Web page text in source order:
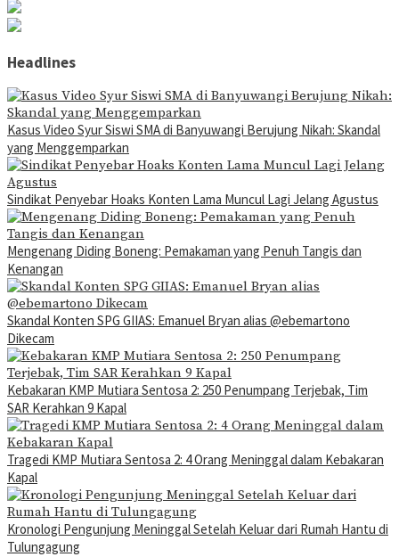
Headlines
Kasus Video Syur Siswi SMA di Banyuwangi Berujung Nikah: Skandal
yang Menggemparkan
Sindikat Penyebar Hoaks Konten Lama Muncul Lagi Jelang Agustus
Mengenang Diding Boneng: Pemakaman yang Penuh Tangis dan
Kenangan
Skandal Konten SPG GIIAS: Emanuel Bryan alias @ebemartono
Dikecam
Kebakaran KMP Mutiara Sentosa 2: 250 Penumpang Terjebak, Tim
SAR Kerahkan 9 Kapal
Tragedi KMP Mutiara Sentosa 2: 4 Orang Meninggal dalam Kebakaran
Kapal
Kronologi Pengunjung Meninggal Setelah Keluar dari Rumah Hantu di
Tulungagung